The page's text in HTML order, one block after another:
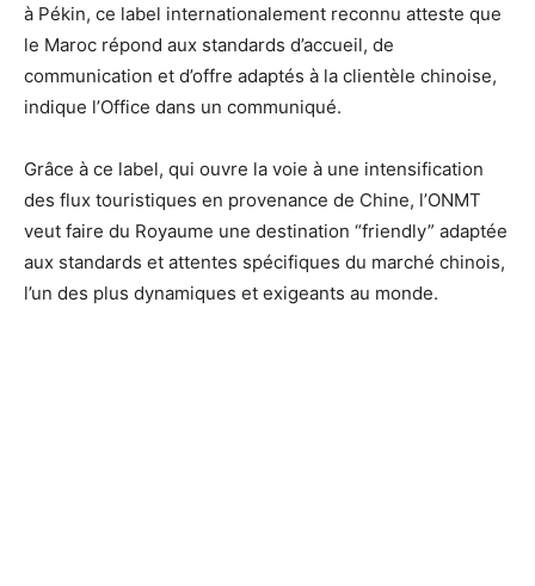
à Pékin, ce label internationalement reconnu atteste que
le Maroc répond aux standards d’accueil, de
communication et d’offre adaptés à la clientèle chinoise,
indique l’Office dans un communiqué.
Grâce à ce label, qui ouvre la voie à une intensification
des flux touristiques en provenance de Chine, l’ONMT
veut faire du Royaume une destination “friendly” adaptée
aux standards et attentes spécifiques du marché chinois,
l’un des plus dynamiques et exigeants au monde.